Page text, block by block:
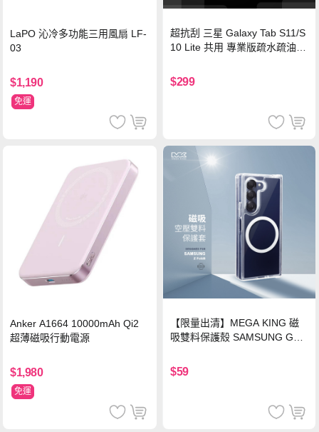
LaPO 沁冷多功能三用風扇 LF-
03
$1,190
免運
超抗刮 三星 Galaxy Tab S11/S
10 Lite 共用 專業版疏水疏油9
$299
Anker A1664 10000mAh Qi2
超薄磁吸行動電源
$1,980
免運
【限量出清】MEGA KING 磁
吸雙料保護殼 SAMSUNG Gala
$59